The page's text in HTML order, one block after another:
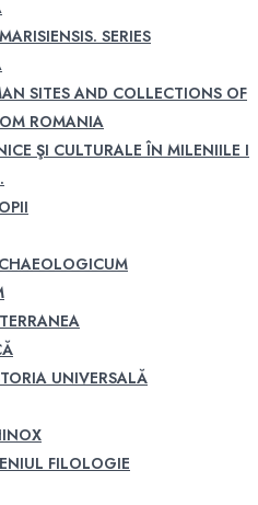
SERIES
SITES AND COLLECTIONS OF
ROMANIA
ŞI CULTURALE ÎN MILENIILE I
UNIVERSALĂ
FILOLOGIE